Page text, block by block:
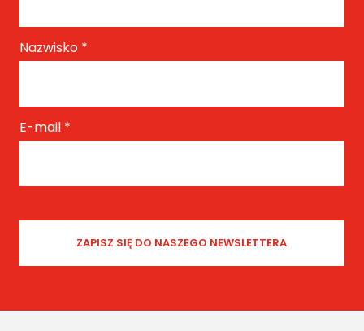
Nazwisko *
E-mail *